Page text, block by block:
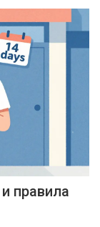
правила